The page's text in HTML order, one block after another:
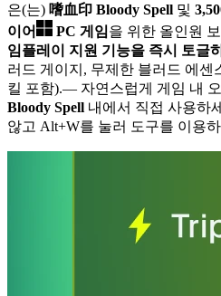
은(는) 嗜血印 Bloody Spell 및
이어
PC 게임을 위한 올인원
임플레이 지원 기능을 즉시 토글
러드 게이지, 무제한 블러드 에센
킬 포함).— 자연스럽게 게임 내
Bloody Spell 내에서 직접 사용하
않고 Alt+W를 눌러 도구를 이용